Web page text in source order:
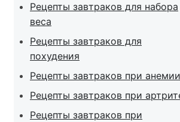
Рецепты завтраков для набора
веса
Рецепты завтраков для
похудения
Рецепты завтраков при анемии
Рецепты завтраков при
Рецепты завтраков при